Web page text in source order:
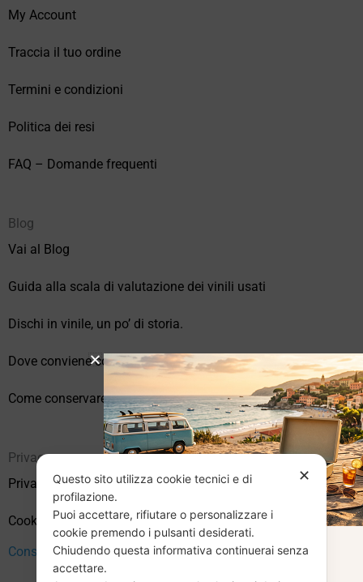
My Account
Traccia il tuo ordine
Termini e condizioni
Politica dei resi
FAQ – Domande frequenti
Blog
Vai al Blog
Guida alla scala di valutazione dei vinili usati
Dischi in vinile, un po’ di storia.
Dove conviene comprare vinili online?
Come conservare correttamente i vinili usati
Privacy
Privacy Policy
Cookie Policy (UE)
Consenso
✕
Questo sito utilizza cookie tecnici e di
profilazione.
Puoi accettare, rifiutare o personalizzare i
cookie premendo i pulsanti desiderati.
Chiudendo questa informativa continuerai senza
accettare.